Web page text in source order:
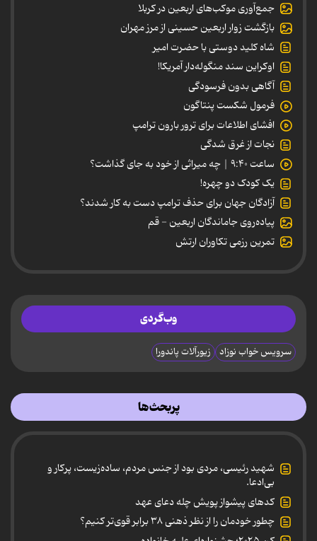
جمع‌آوری موکب‌های اربعین در کربلا
بازگشت زوار اربعین حسینی از مرز مهران
شاه کلید دوستی با حضرت امیر
اوکراین سند منگوله‌دار آمریکا!
آگاهی بدون فرسودگی
فرمول شکست پنتاگون
افشای اطلاعات برای ترور بارون ترامپ
نجات از غرق شدگی
ساعت ۹:۴۰ | چه میراثی از خود به جای گذاشت؟
یک کودک دو چهره!
آزادگان جهان برای حذف ترامپ دست به کار شدند؟
پیاده‌روی جاماندگان اربعین - قم
تمرین رزمی تکاوران ارتش
وب‌گردی
سرویس خواب نوزاد زیورآلات پاندورا
پربحث‌ها
شهید رئیسی، مردی بود از جنس مردم، ساده‌زیست، پرکار و
بی‌ادعا.
کدهای پیشواز پویش چله دعای عهد
چطور خودمان را از نظر ذهنی ۳۸ برابر قوی‌تر کنیم؟